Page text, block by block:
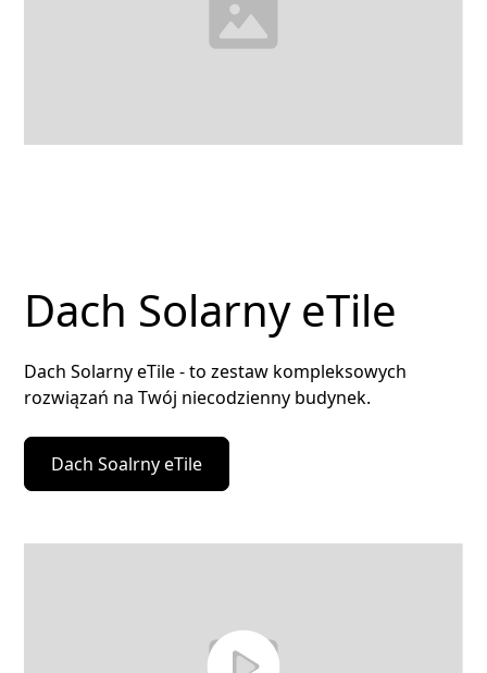
Dach Solarny eTile
Dach Solarny eTile - to zestaw kompleksowych
rozwiązań na Twój niecodzienny budynek.
Dach Soalrny eTile